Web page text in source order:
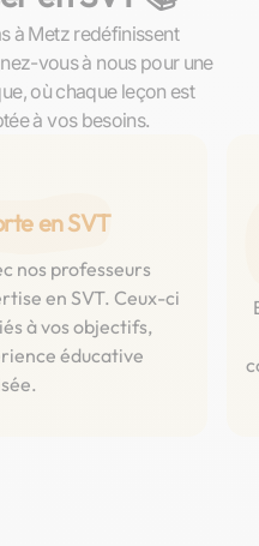
à Metz redéfinissent
vous à nous pour une
où chaque leçon est
à vos besoins.
en SVT
nos professeurs
en SVT. Ceux-ci
à vos objectifs,
éducative